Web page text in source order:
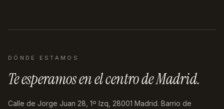
DÓNDE ESTAMOS
Te esperamos enel centro de Madrid.
Calle de Jorge Juan 28, 1º Izq, 28001 Madrid. Barrio de